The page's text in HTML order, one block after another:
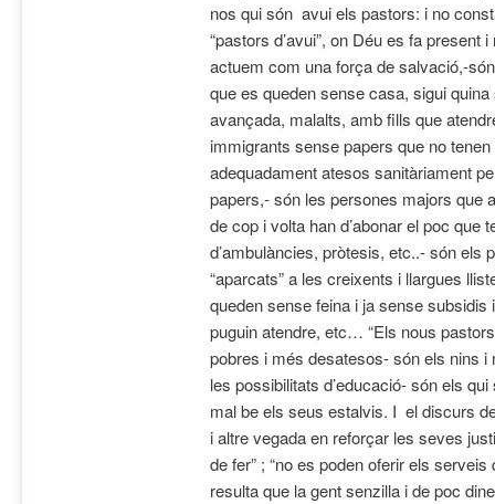
nos qui són avui els pastors: i no
“pastors d’avui”, on Déu es fa
actuem com una força de salvació,-
que es queden sense casa, sigui
avançada, malalts, amb fills que
immigrants sense papers que no
adequadament atesos sanitàriament
papers,- són les persones majors que
de cop i volta han d’abonar el poc que
d’ambulàncies, pròtesis, etc..- són els
“aparcats” a les creixents i llargues
queden sense feina i ja sense
puguin atendre, etc… “Els nous
pobres i més desatesos- són els nins i
les possibilitats d’educació- són els
mal be els seus estalvis. I el discurs
i altre vegada en reforçar les seves
de fer” ; “no es poden oferir els
resulta que la gent senzilla i de poc